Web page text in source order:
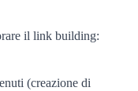
il link building:
(creazione di